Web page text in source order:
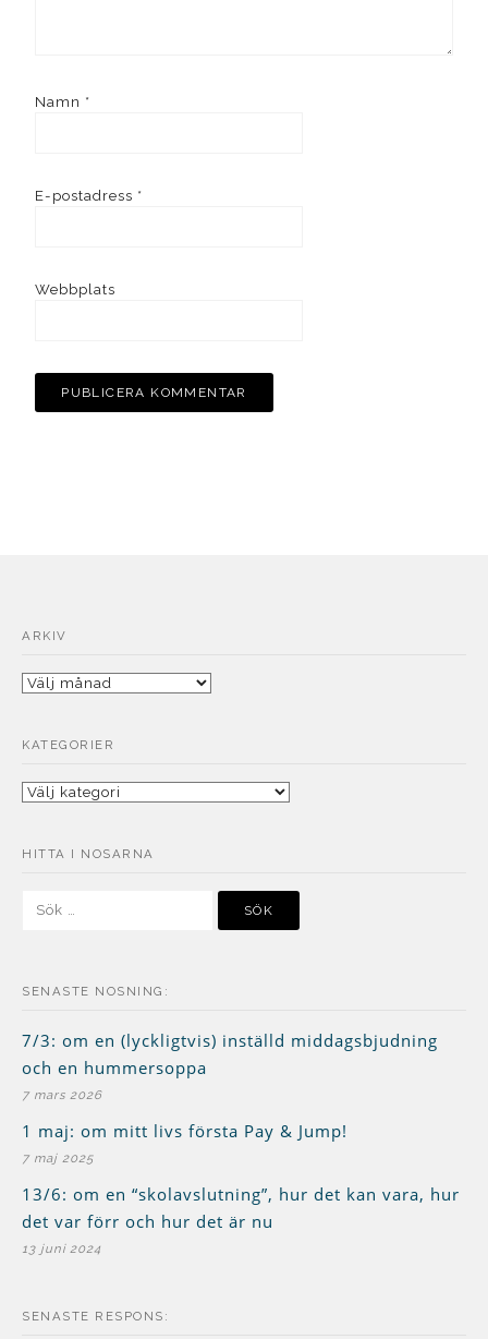
Namn *
E-postadress *
Webbplats
ARKIV
Arkiv
KATEGORIER
Kategorier
HITTA I NOSARNA
SENASTE NOSNING:
7/3: om en (lyckligtvis) inställd middagsbjudning
och en hummersoppa
7 mars 2026
1 maj: om mitt livs första Pay & Jump!
7 maj 2025
13/6: om en “skolavslutning”, hur det kan vara, hur
det var förr och hur det är nu
13 juni 2024
SENASTE RESPONS: